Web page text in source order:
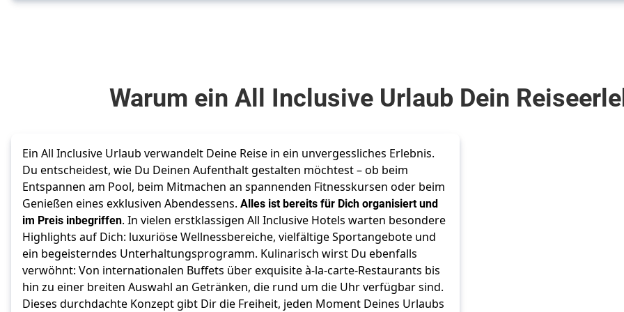
Warum ein All Inclusive Urlaub Dein
Ein All Inclusive Urlaub verwandelt Deine Reise in ein unvergessliches Erlebnis.
Du entscheidest, wie Du Deinen Aufenthalt gestalten möchtest – ob beim
Entspannen am Pool, beim Mitmachen an spannenden Fitnesskursen oder beim
Genießen eines exklusiven Abendessens. Alles ist bereits für Dich organisiert und
im Preis inbegriffen. In vielen erstklassigen All Inclusive Hotels warten besondere
Highlights auf Dich: luxuriöse Wellnessbereiche, vielfältige Sportangebote und
ein begeisterndes Unterhaltungsprogramm. Kulinarisch wirst Du ebenfalls
verwöhnt: Von internationalen Buffets über exquisite à-la-carte-Restaurants bis
hin zu einer breiten Auswahl an Getränken, die rund um die Uhr verfügbar sind.
Dieses durchdachte Konzept gibt Dir die Freiheit, jeden Moment Deines Urlaubs